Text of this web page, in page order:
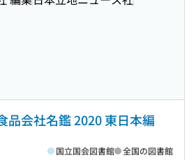
品会社名鑑 2020 東日本編
国立国会図書館 全国の図書館